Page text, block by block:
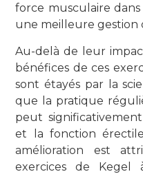
force musculaire
une meilleure gestion
Au-delà de leur
bénéfices de ces
sont étayés par la
que la pratique
peut
et la fonction
amélioration est
exercices de Kegel